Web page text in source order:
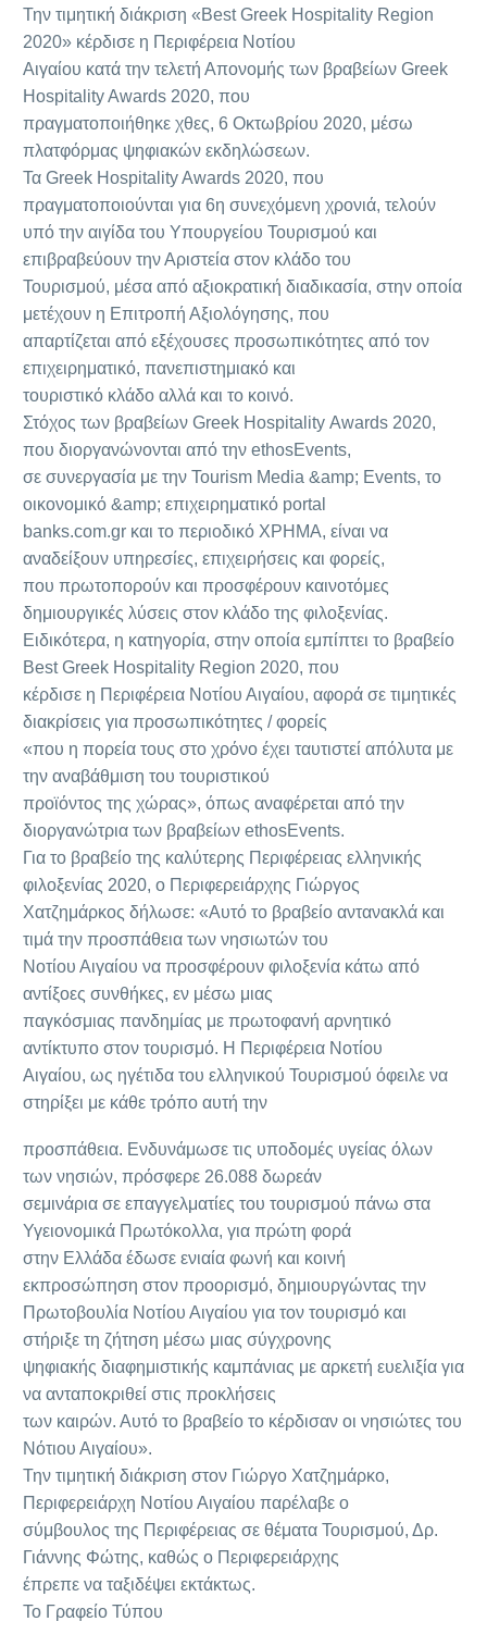
Την τιμητική διάκριση «Best Greek Hospitality Region
2020» κέρδισε η Περιφέρεια Νοτίου
Αιγαίου κατά την τελετή Απονομής των βραβείων Greek
Hospitality Awards 2020, που
πραγματοποιήθηκε χθες, 6 Οκτωβρίου 2020, μέσω
πλατφόρμας ψηφιακών εκδηλώσεων.
Τα Greek Hospitality Awards 2020, που
πραγματοποιούνται για 6η συνεχόμενη χρονιά, τελούν
υπό την αιγίδα του Υπουργείου Τουρισμού και
επιβραβεύουν την Αριστεία στον κλάδο του
Τουρισμού, μέσα από αξιοκρατική διαδικασία, στην οποία
μετέχουν η Επιτροπή Αξιολόγησης, που
απαρτίζεται από εξέχουσες προσωπικότητες από τον
επιχειρηματικό, πανεπιστημιακό και
τουριστικό κλάδο αλλά και το κοινό.
Στόχος των βραβείων Greek Hospitality Awards 2020,
που διοργανώνονται από την ethosEvents,
σε συνεργασία με την Tourism Media &amp; Events, το
οικονομικό &amp; επιχειρηματικό portal
banks.com.gr και το περιοδικό ΧΡΗΜΑ, είναι να
αναδείξουν υπηρεσίες, επιχειρήσεις και φορείς,
που πρωτοπορούν και προσφέρουν καινοτόμες
δημιουργικές λύσεις στον κλάδο της φιλοξενίας.
Ειδικότερα, η κατηγορία, στην οποία εμπίπτει το βραβείο
Best Greek Hospitality Region 2020, που
κέρδισε η Περιφέρεια Νοτίου Αιγαίου, αφορά σε τιμητικές
διακρίσεις για προσωπικότητες / φορείς
«που η πορεία τους στο χρόνο έχει ταυτιστεί απόλυτα με
την αναβάθμιση του τουριστικού
προϊόντος της χώρας», όπως αναφέρεται από την
διοργανώτρια των βραβείων ethosEvents.
Για το βραβείο της καλύτερης Περιφέρειας ελληνικής
φιλοξενίας 2020, ο Περιφερειάρχης Γιώργος
Χατζημάρκος δήλωσε: «Αυτό το βραβείο αντανακλά και
τιμά την προσπάθεια των νησιωτών του
Νοτίου Αιγαίου να προσφέρουν φιλοξενία κάτω από
αντίξοες συνθήκες, εν μέσω μιας
παγκόσμιας πανδημίας με πρωτοφανή αρνητικό
αντίκτυπο στον τουρισμό. Η Περιφέρεια Νοτίου
Αιγαίου, ως ηγέτιδα του ελληνικoύ Τουρισμού όφειλε να
στηρίξει με κάθε τρόπο αυτή την
προσπάθεια. Ενδυνάμωσε τις υποδομές υγείας όλων
των νησιών, πρόσφερε 26.088 δωρεάν
σεμινάρια σε επαγγελματίες του τουρισμού πάνω στα
Υγειονομικά Πρωτόκολλα, για πρώτη φορά
στην Ελλάδα έδωσε ενιαία φωνή και κοινή
εκπροσώπηση στον προορισμό, δημιουργώντας την
Πρωτοβουλία Νοτίου Αιγαίου για τον τουρισμό και
στήριξε τη ζήτηση μέσω μιας σύγχρονης
ψηφιακής διαφημιστικής καμπάνιας με αρκετή ευελιξία για
να ανταποκριθεί στις προκλήσεις
των καιρών. Αυτό το βραβείο το κέρδισαν οι νησιώτες του
Νότιου Αιγαίου».
Την τιμητική διάκριση στον Γιώργο Χατζημάρκο,
Περιφερειάρχη Νοτίου Αιγαίου παρέλαβε ο
σύμβουλος της Περιφέρειας σε θέματα Τουρισμού, Δρ.
Γιάννης Φώτης, καθώς ο Περιφερειάρχης
έπρεπε να ταξιδέψει εκτάκτως.
Το Γραφείο Τύπου